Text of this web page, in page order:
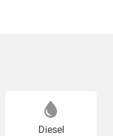
Diesel